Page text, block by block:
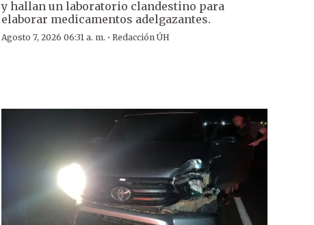
y hallan un laboratorio clandestino para
elaborar medicamentos adelgazantes.
Agosto 7, 2026 06:31 a. m. · Redacción ÚH